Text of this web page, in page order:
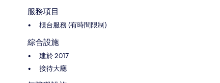
服務項目
櫃台服務 (有時間限制)
綜合設施
建於 2017
接待大廳